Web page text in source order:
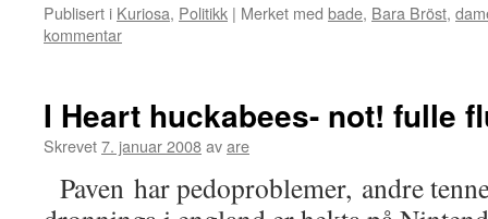
Publisert i Kuriosa, Politikk | Merket med bade, Bara Bröst,
kommentar
I Heart huckabees- not! fulle
Skrevet7. januar 2008avare
Paven har pedoproblemer, andre